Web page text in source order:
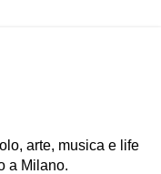
arte, musica e life
a Milano.